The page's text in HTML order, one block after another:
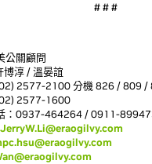
# # #
公關顧問
博淳 / 溫晏誼
2577-2100 分機 826 / 809 /
2577-1600
：0937-464264 / 0911-
JerryW.Li@eraogilvy.com